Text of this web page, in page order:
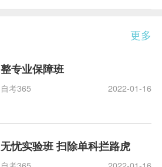
更多
整专业保障班
自考365 2022-01-16
无忧实验班 扫除单科拦路虎